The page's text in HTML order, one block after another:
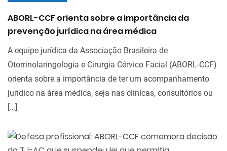
ABORL-CCF orienta sobre a importância da
prevenção jurídica na área médica
A equipe jurídica da Associação Brasileira de
Otorrinolaringologia e Cirurgia Cérvico Facial (ABORL-CCF)
orienta sobre a importância de ter um acompanhamento
jurídico na área médica, seja nas clínicas, consultórios ou
[…]